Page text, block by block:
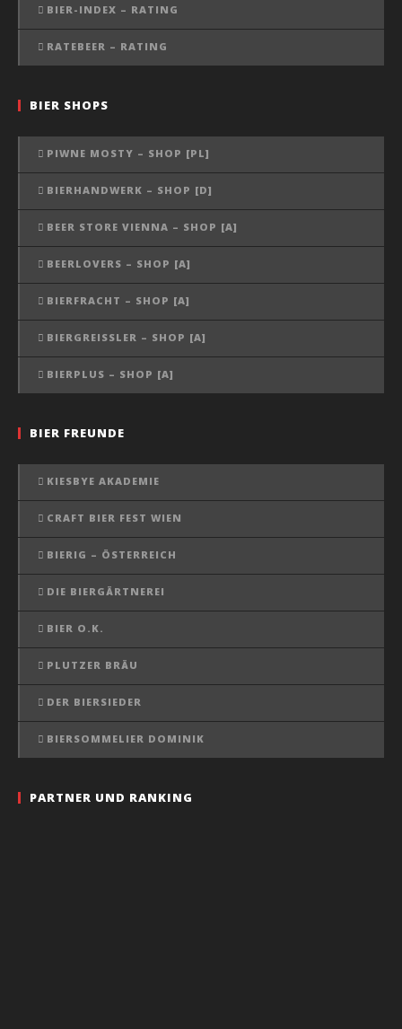
BIER-INDEX – RATING
RATEBEER – RATING
BIER SHOPS
PIWNE MOSTY – SHOP [PL]
BIERHANDWERK – SHOP [D]
BEER STORE VIENNA – SHOP [A]
BEERLOVERS – SHOP [A]
BIERFRACHT – SHOP [A]
BIERGREISSLER – SHOP [A]
BIERPLUS – SHOP [A]
BIER FREUNDE
KIESBYE AKADEMIE
CRAFT BIER FEST WIEN
BIERIG – ÖSTERREICH
DIE BIERGÄRTNEREI
BIER O.K.
PLUTZER BRÄU
DER BIERSIEDER
BIERSOMMELIER DOMINIK
PARTNER UND RANKING